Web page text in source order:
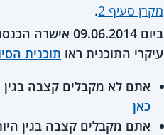
מקרן סעיף 2
.
ביום
עיקרי התוכנית ראו תוכנית הסיוע
אתם לא מקבלים קצבה בגין
כאן
אתם מקבלים קצבה בגין